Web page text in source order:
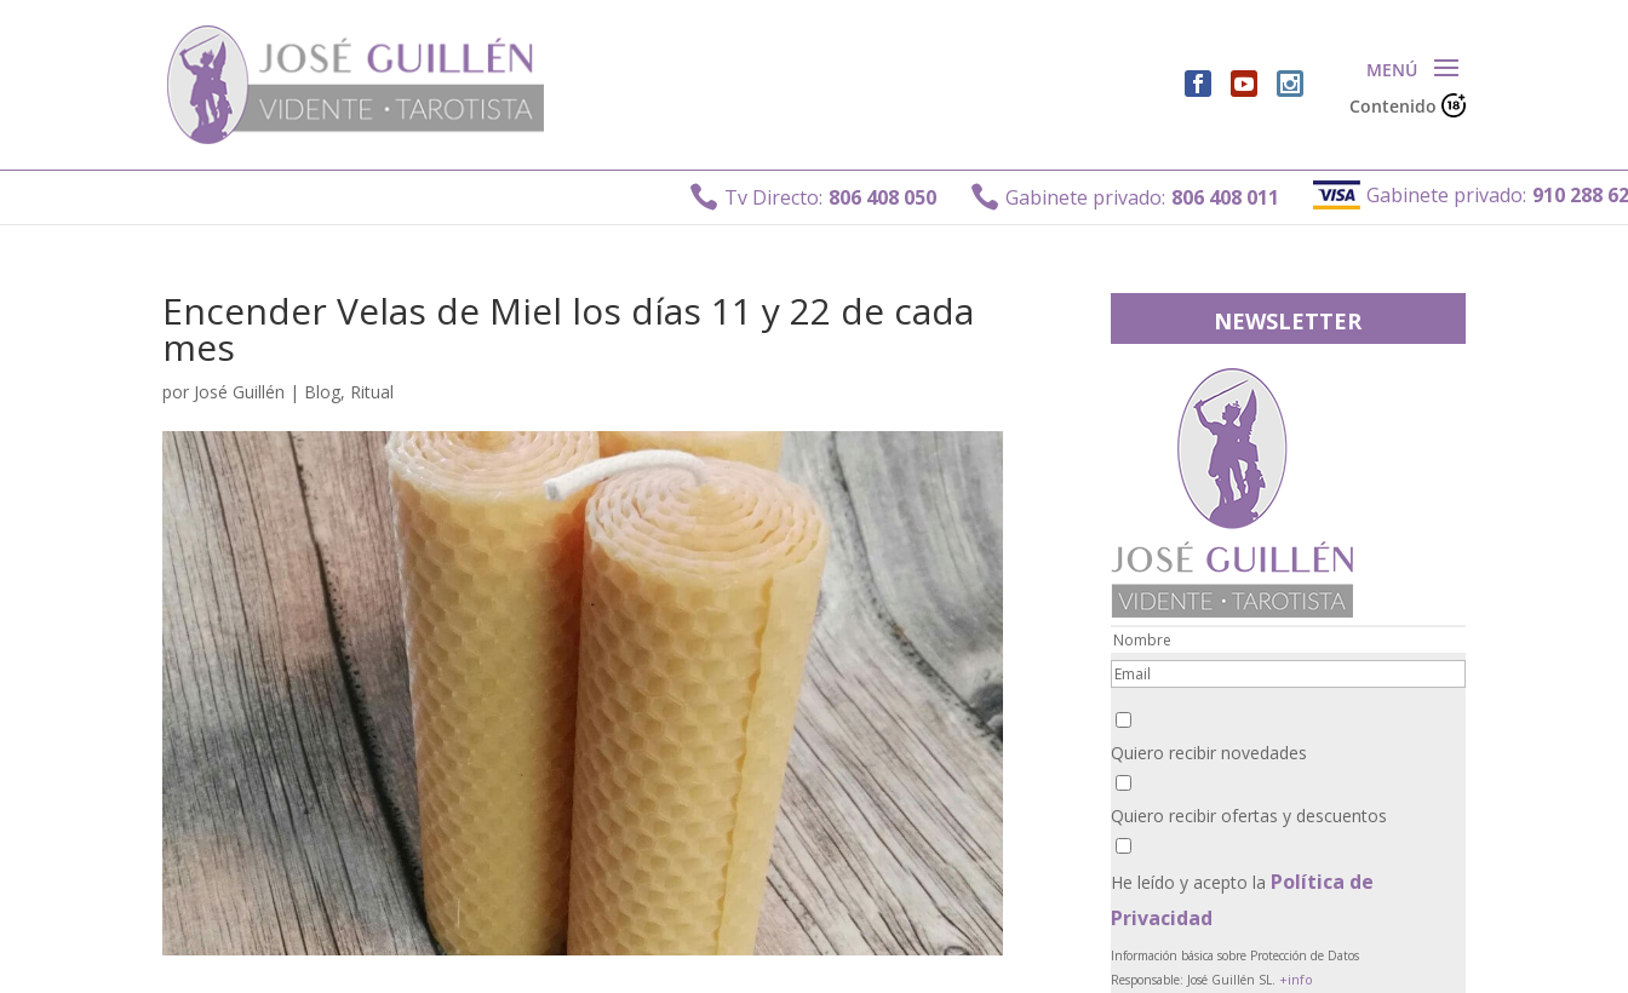
Contenido
Tv Directo: 806 408 050  Gabinete privado: 806 408 011 Gabinete privado: 910 288 626
Encender Velas de Miel los días 11 y 22 de cada
mes
por José Guillén | Blog, Ritual
NEWSLETTER
Quiero recibir novedades
Quiero recibir ofertas y descuentos
He leído y acepto la Política de
Privacidad
Información básica sobre Protección de Datos
Responsable: José Guillén SL. +info